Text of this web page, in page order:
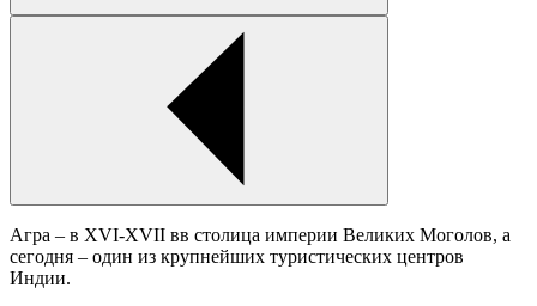
Агра – в XVI-XVII вв столица империи Великих Моголов, а
сегодня – один из крупнейших туристических центров
Индии.